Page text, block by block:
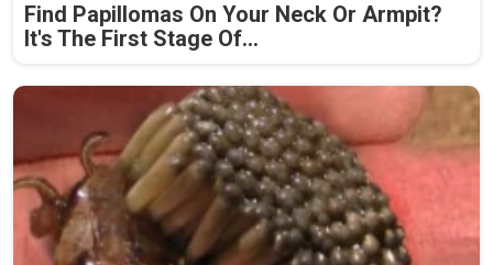
Find Papillomas On Your Neck Or Armpit?
It's The First Stage Of...